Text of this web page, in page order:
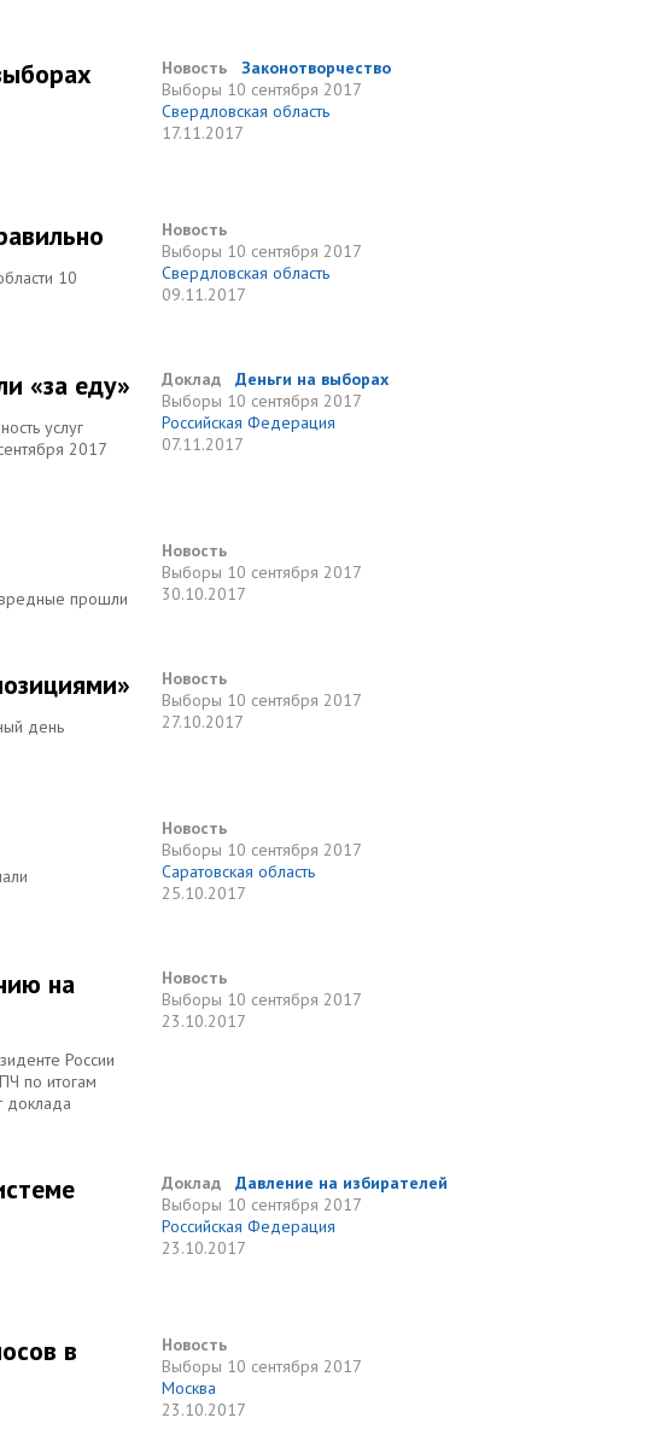
Новость
Законотворчество
Выборы 10 сентября 2017
Свердловская область
17.11.2017
10
Новость
Выборы 10 сентября 2017
Свердловская область
09.11.2017
«за еду»
услуг
2017
Доклад
Деньги на выборах
Выборы 10 сентября 2017
Российская Федерация
07.11.2017
вредные прошли
Новость
Выборы 10 сентября 2017
30.10.2017
день
Новость
Выборы 10 сентября 2017
27.10.2017
Новость
Выборы 10 сентября 2017
Саратовская область
25.10.2017
на
России
по итогам
доклада
Новость
Выборы 10 сентября 2017
23.10.2017
Доклад
Давление на избирателей
Выборы 10 сентября 2017
Российская Федерация
23.10.2017
в
Новость
Выборы 10 сентября 2017
Москва
23.10.2017